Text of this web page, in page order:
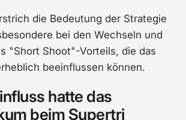
die Bedeutung der Strategie
bei den Wechseln und
"Short Shoot"-Vorteils, die das
beeinflussen können.
hatte das
beim Supertri